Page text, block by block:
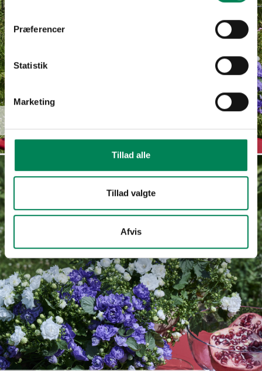
Præferencer
Statistik
Marketing
Tillad alle
Tillad valgte
Afvis
haylodgensis